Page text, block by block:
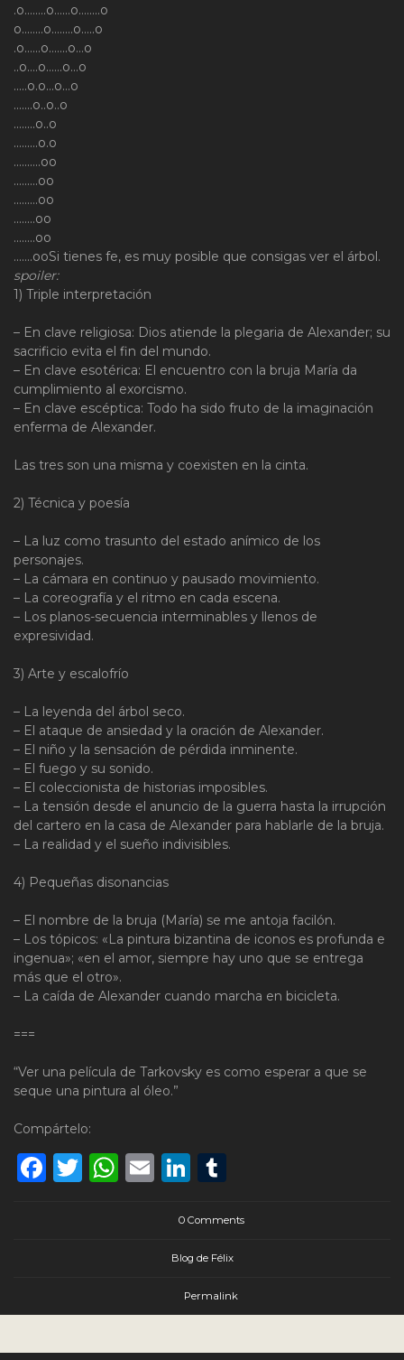
.o……..o……o……..o
o……..o……..o…..o
.o……o…….o…o
..o….o……o…o
…..o.o…o…o
…….o..o..o
……..o..o
………o.o
……….oo
………oo
………oo
……..oo
……..oo
…….ooSi tienes fe, es muy posible que consigas ver el árbol.
spoiler:
1) Triple interpretación
– En clave religiosa: Dios atiende la plegaria de Alexander; su
sacrificio evita el fin del mundo.
– En clave esotérica: El encuentro con la bruja María da
cumplimiento al exorcismo.
– En clave escéptica: Todo ha sido fruto de la imaginación
enferma de Alexander.
Las tres son una misma y coexisten en la cinta.
2) Técnica y poesía
– La luz como trasunto del estado anímico de los
personajes.
– La cámara en continuo y pausado movimiento.
– La coreografía y el ritmo en cada escena.
– Los planos-secuencia interminables y llenos de
expresividad.
3) Arte y escalofrío
– La leyenda del árbol seco.
– El ataque de ansiedad y la oración de Alexander.
– El niño y la sensación de pérdida inminente.
– El fuego y su sonido.
– El coleccionista de historias imposibles.
– La tensión desde el anuncio de la guerra hasta la irrupción
del cartero en la casa de Alexander para hablarle de la bruja.
– La realidad y el sueño indivisibles.
4) Pequeñas disonancias
– El nombre de la bruja (María) se me antoja facilón.
– Los tópicos: «La pintura bizantina de iconos es profunda e
ingenua»; «en el amor, siempre hay uno que se entrega
más que el otro».
– La caída de Alexander cuando marcha en bicicleta.
===
“Ver una película de Tarkovsky es como esperar a que se
seque una pintura al óleo.”
Compártelo:
Facebook
Twitter
WhatsApp
EmailLinkedIn
0 Comments
Blog de Félix
Permalink